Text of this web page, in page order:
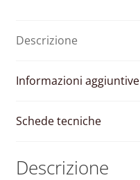
Descrizione
Informazioni aggiuntive
Schede tecniche
Descrizione